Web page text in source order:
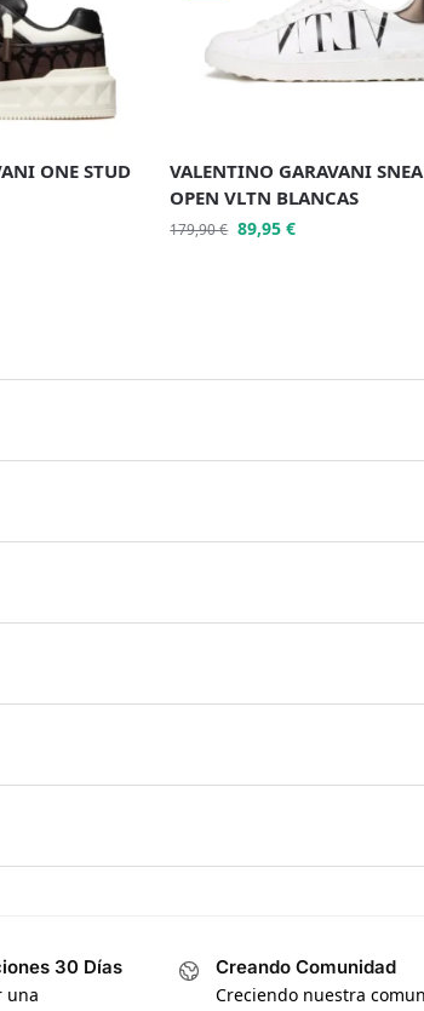
ONE STUD
VALENTINO GARAVANI
OPEN VLTN BLANCAS
179,90€ 89,95€
30 Días
una
Creando Comunidad
Creciendo nuestra